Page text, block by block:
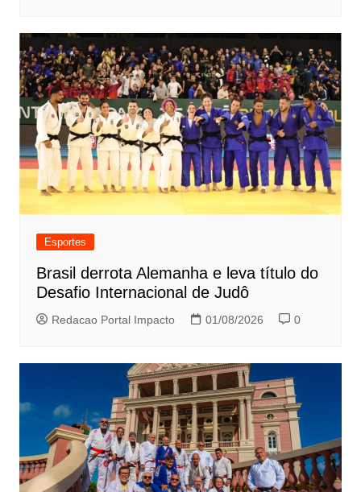
Esportes
Brasil derrota Alemanha e leva título do
Desafio Internacional de Judô
Redacao Portal Impacto 01/08/2026 0